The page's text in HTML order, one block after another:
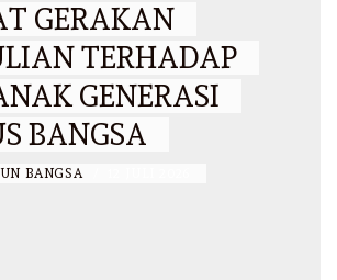
GERAKAN
TERHADAP
GENERASI
BANGSA
BANGSA